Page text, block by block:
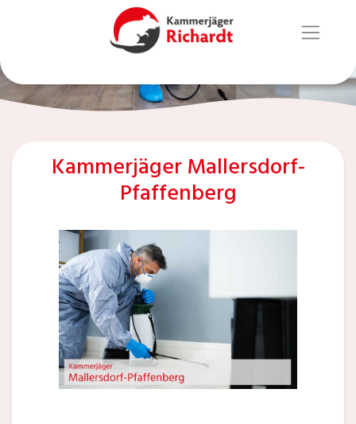
Kammerjäger Mallersdorf-
Pfaffenberg